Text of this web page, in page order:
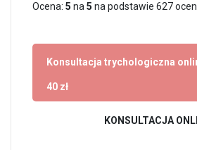
Ocena: 5 na5 na podstawie 627ocen
Konsultacja trychologiczna
40 zł
KONSULTACJA